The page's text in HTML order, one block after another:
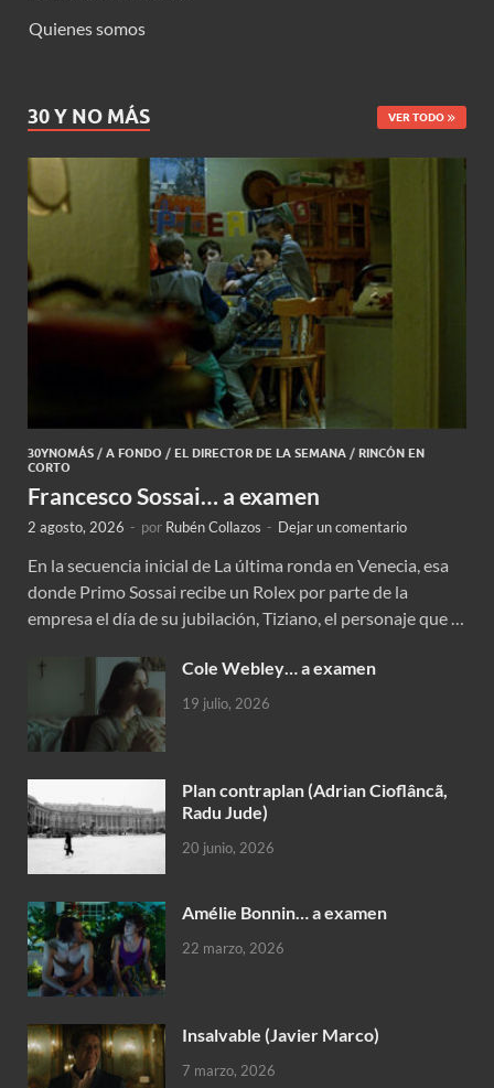
Quienes somos
30 Y NO MÁS VER TODO
30YNOMÁS / A FONDO / EL DIRECTOR DE LA SEMANA / RINCÓN EN
CORTO
Francesco Sossai… a examen
2 agosto, 2026 - por Rubén Collazos - Dejar un comentario
En la secuencia inicial de La última ronda en Venecia, esa
donde Primo Sossai recibe un Rolex por parte de la
empresa el día de su jubilación, Tiziano, el personaje que …
Cole Webley… a examen
19 julio, 2026
Plan contraplan (Adrian Cioflâncã,
Radu Jude)
20 junio, 2026
Amélie Bonnin… a examen
22 marzo, 2026
Insalvable (Javier Marco)
7 marzo, 2026